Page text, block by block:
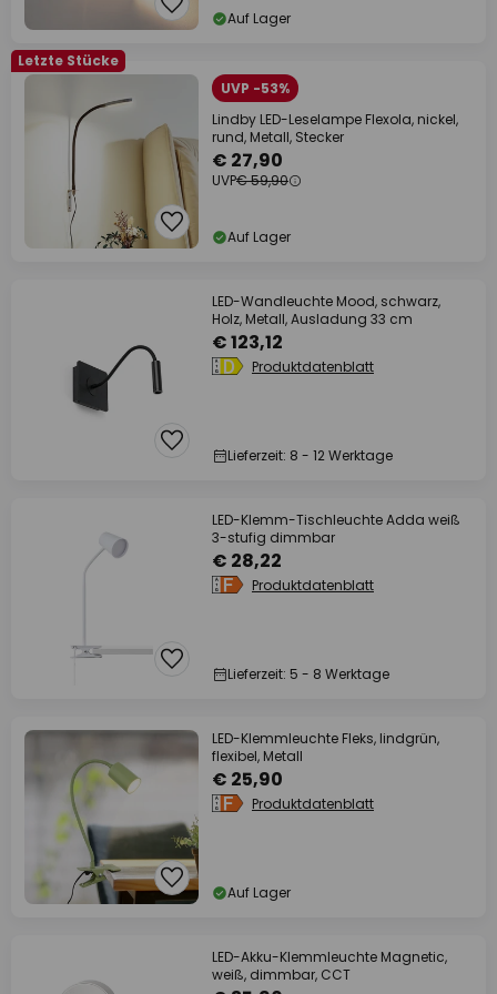
Auf Lager
Letzte Stücke
UVP -53%
Lindby LED-Leselampe Flexola, nickel,
rund, Metall, Stecker
€ 27,90
UVP€ 59,90
Auf Lager
LED-Wandleuchte Mood, schwarz,
Holz, Metall, Ausladung 33 cm
€ 123,12
Produktdatenblatt
Lieferzeit: 8 - 12 Werktage
LED-Klemm-Tischleuchte Adda weiß
3-stufig dimmbar
€ 28,22
Produktdatenblatt
Lieferzeit: 5 - 8 Werktage
LED-Klemmleuchte Fleks, lindgrün,
flexibel, Metall
€ 25,90
Produktdatenblatt
Auf Lager
LED-Akku-Klemmleuchte Magnetic,
weiß, dimmbar, CCT